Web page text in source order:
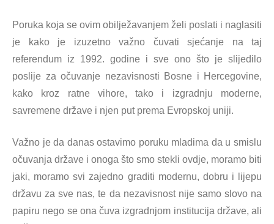
Poruka koja se ovim obilježavanjem želi poslati i naglasiti
je kako je izuzetno važno čuvati sjećanje na taj
referendum iz 1992. godine i sve ono što je slijedilo
poslije za očuvanje nezavisnosti Bosne i Hercegovine,
kako kroz ratne vihore, tako i izgradnju moderne,
savremene države i njen put prema Evropskoj uniji.
Važno je da danas ostavimo poruku mladima da u smislu
očuvanja države i onoga što smo stekli ovdje, moramo biti
jaki, moramo svi zajedno graditi modernu, dobru i lijepu
državu za sve nas, te da nezavisnost nije samo slovo na
papiru nego se ona čuva izgradnjom institucija države, ali